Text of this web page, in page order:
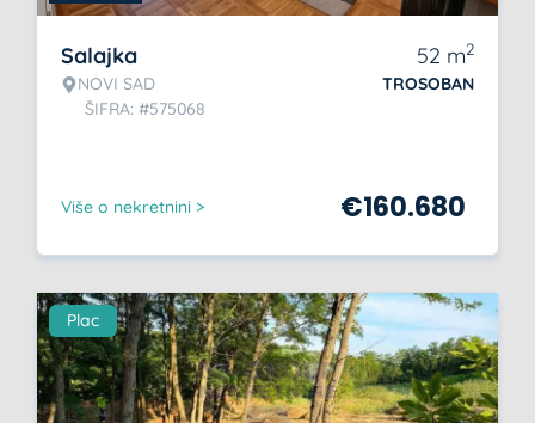
Salajka
NOVI SAD
ŠIFRA: #575068
52 m2
TROSOBAN
Više o nekretnini > €160.680
Plac